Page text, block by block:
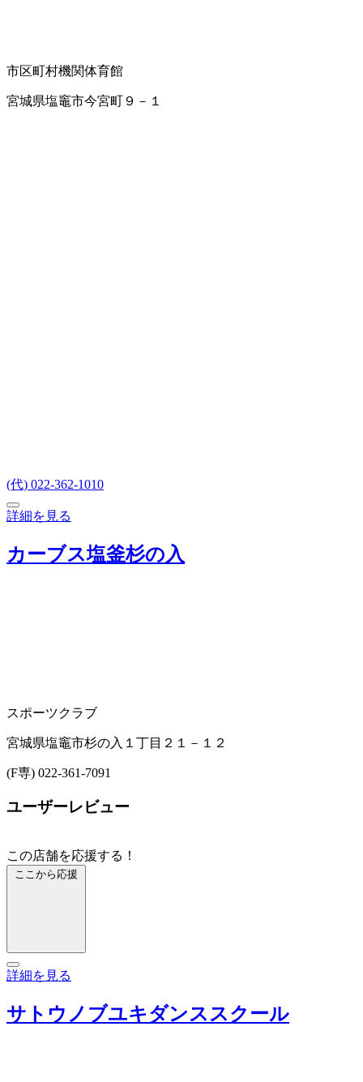
市区町村機関体育館
宮城県塩竈市今宮町９－１
(代) 022-362-1010
詳細を見る
カーブス塩釜杉の入
スポーツクラブ
宮城県塩竈市杉の入１丁目２１－１２
(F専) 022-361-7091
ユーザーレビュー
この店舗を応援する！
ここから応援
詳細を見る
サトウノブユキダンススクール